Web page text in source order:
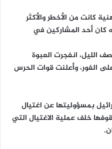
كانت من الأخطر والأكثر
كان أحد المشاركين في
1:30 بعد منتصف الليل، انفجرت العبوة
الفور، وأعلنت قوات الحرس
بمسؤوليتها عن اغتيال
خلف عملية الاغتيال التي